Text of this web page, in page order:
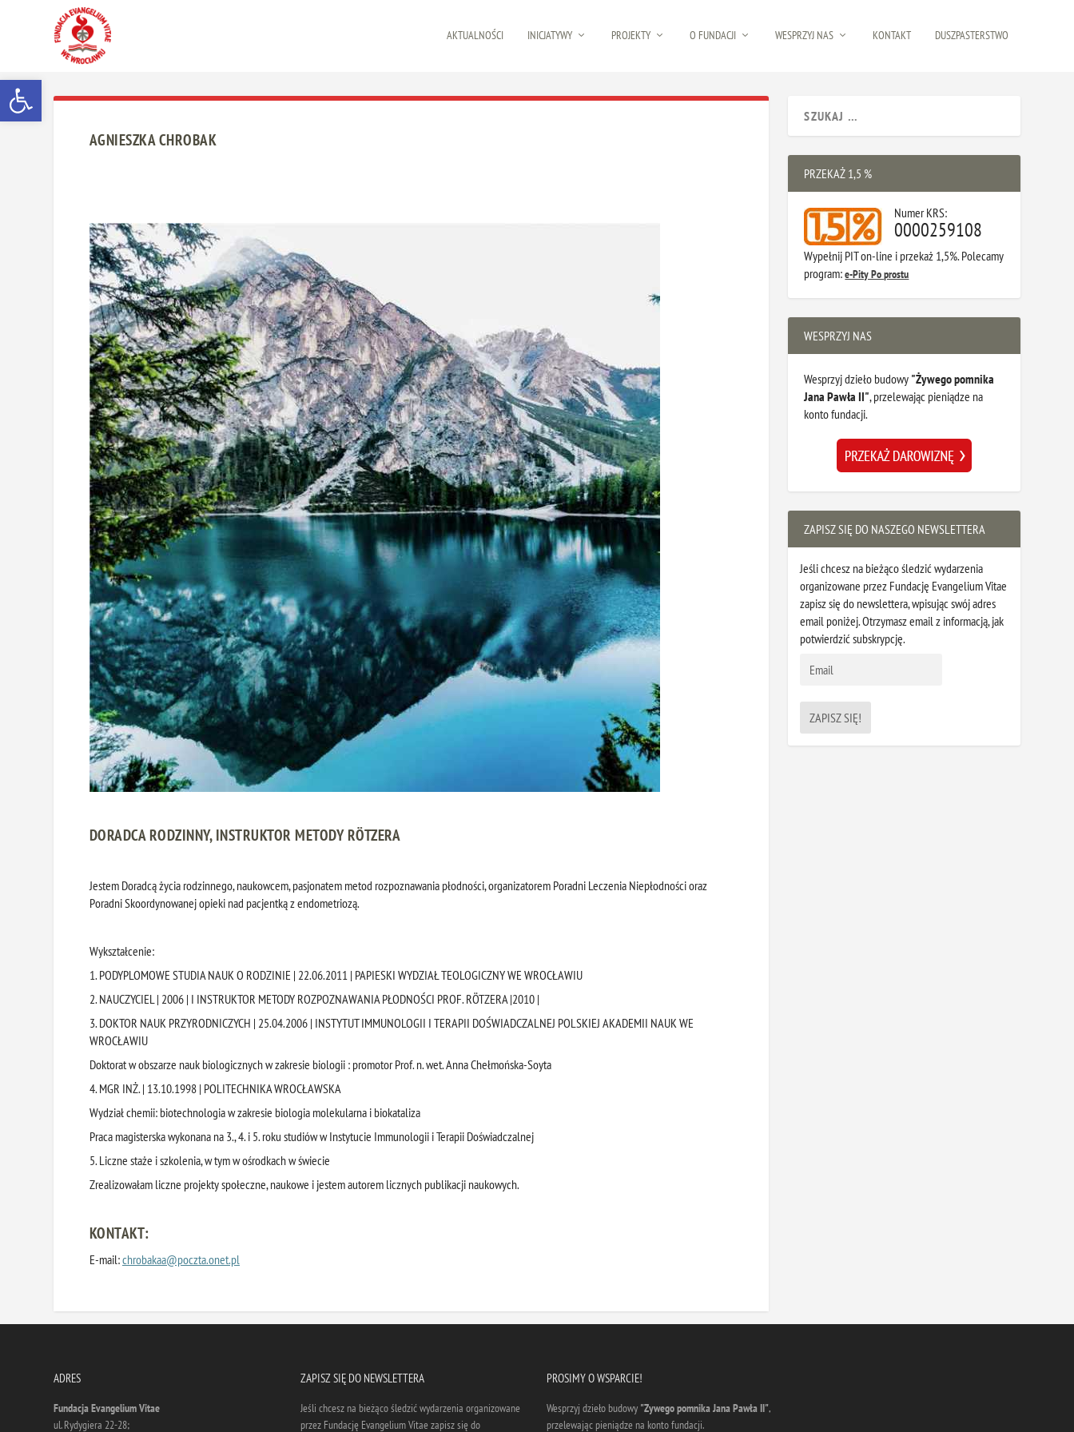
Otwórz pasek narzędzi
AKTUALNOŚCI INICJATYWY PROJEKTY O FUNDACJI WESPRZYJ NAS KONTAKT DUSZPASTERSTWO
AGNIESZKA CHROBAK
DORADCA RODZINNY, INSTRUKTOR METODY RÖTZERA
Jestem Doradcą życia rodzinnego, naukowcem, pasjonatem metod rozpoznawania płodności, organizatorem Poradni Leczenia Niepłodności oraz
Poradni Skoordynowanej opieki nad pacjentką z endometriozą.
Wykształcenie:
1. PODYPLOMOWE STUDIA NAUK O RODZINIE | 22.06.2011 | PAPIESKI WYDZIAŁ TEOLOGICZNY WE WROCŁAWIU
2. NAUCZYCIEL | 2006 | I INSTRUKTOR METODY ROZPOZNAWANIA PŁODNOŚCI PROF. RÖTZERA |2010 |
3. DOKTOR NAUK PRZYRODNICZYCH | 25.04.2006 | INSTYTUT IMMUNOLOGII I TERAPII DOŚWIADCZALNEJ POLSKIEJ AKADEMII NAUK WE
WROCŁAWIU
Doktorat w obszarze nauk biologicznych w zakresie biologii : promotor Prof. n. wet. Anna Chełmońska-Soyta
4. MGR INŻ. | 13.10.1998 | POLITECHNIKA WROCŁAWSKA
Wydział chemii: biotechnologia w zakresie biologia molekularna i biokataliza
Praca magisterska wykonana na 3., 4. i 5. roku studiów w Instytucie Immunologii i Terapii Doświadczalnej
5. Liczne staże i szkolenia, w tym w ośrodkach w świecie
Zrealizowałam liczne projekty społeczne, naukowe i jestem autorem licznych publikacji naukowych.
KONTAKT:
E-mail:chrobakaa@poczta.onet.pl
PRZEKAŻ 1,5 %
Numer KRS:
0000259108
Wypełnij PIT on-line i przekaż 1,5%. Polecamy
program:e-Pity Po prostu
WESPRZYJ NAS
Wesprzyj dzieło budowy "Żywego pomnika
Jana Pawła II", przelewając pieniądze na
konto fundacji.
ZAPISZ SIĘ DO NASZEGO NEWSLETTERA
Jeśli chcesz na bieżąco śledzić wydarzenia
organizowane przez Fundację Evangelium Vitae
zapisz się do newslettera, wpisując swój adres
email poniżej. Otrzymasz email z informacją, jak
potwierdzić subskrypcję.
ADRES
Fundacja Evangelium Vitae
ul. Rydygiera 22-28;
ZAPISZ SIĘ DO NEWSLETTERA
Jeśli chcesz na bieżąco śledzić wydarzenia organizowane
przez Fundację Evangelium Vitae zapisz się do
PROSIMY O WSPARCIE!
Wesprzyj dzieło budowy "Zywego pomnika Jana Pawła II",
przelewając pieniądze na konto fundacji.